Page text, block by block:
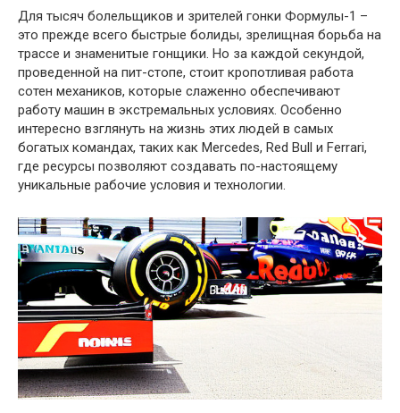
Для тысяч болельщиков и зрителей гонки Формулы-1 –
это прежде всего быстрые болиды, зрелищная борьба на
трассе и знаменитые гонщики. Но за каждой секундой,
проведенной на пит-стопе, стоит кропотливая работа
сотен механиков, которые слаженно обеспечивают
работу машин в экстремальных условиях. Особенно
интересно взглянуть на жизнь этих людей в самых
богатых командах, таких как Mercedes, Red Bull и Ferrari,
где ресурсы позволяют создавать по-настоящему
уникальные рабочие условия и технологии.